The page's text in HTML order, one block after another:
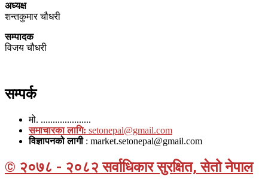
अध्यक्ष
शन्तकुमार चौधरी
सम्पादक
विजय चौधरी
सम्पर्क
मो. .....................
समाचारका लागि: setonepal@gmail.com
विज्ञापनको लागी : market.setonepal@gmail.com
© २०७८ - २०८२ सर्वाधिकार सुरक्षित, सेतो नेपाल